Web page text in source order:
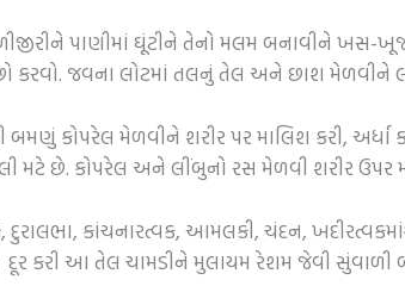
પાણીમાં ઘૂંટીને તેનો મલમ બનાવીને ખસ-
કરવો. જવના લોટમાં તલનું તેલ અને છાશ મેળવીને
બમણું કોપરેલ મેળવીને શરીર પર માલિશ કરી,
મટે છે. કોપરેલ અને લીંબુનો રસ મેળવી શરીર ઉપર
કાંચનારત્વક, આમલકી, ચંદન,
દૂર કરી આ તેલ ચામડીને મુલાયમ રેશમ જેવી